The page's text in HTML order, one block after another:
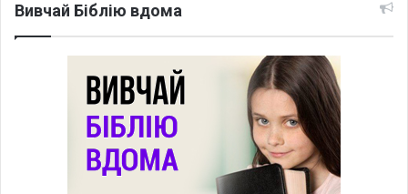
Вивчай Біблію вдома